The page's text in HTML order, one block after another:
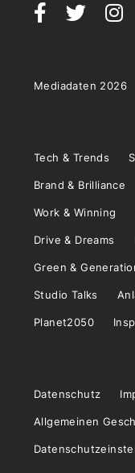
Mediadaten 2026
Tech & Trends
Brand & Brilliance
Work & Winning
Drive & Dreams
Green &
Studio Talks
Planet2050
Datenschutz
Allgemeinen